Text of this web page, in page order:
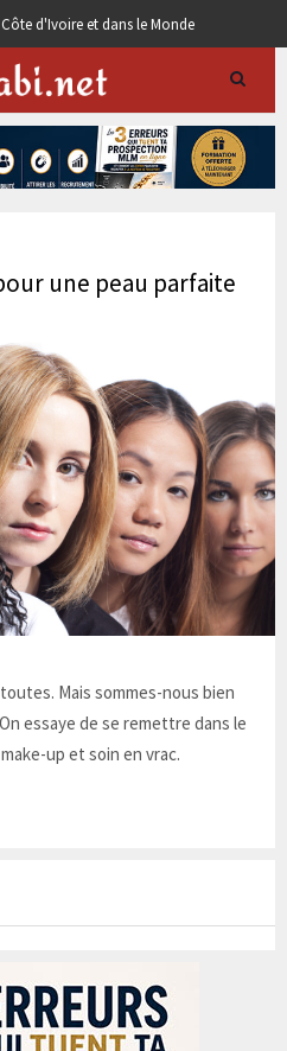
d'Ivoire et dans le Monde
une peau parfaite
Mais sommes-nous bien
essaye de se remettre dans le
up et soin en vrac.